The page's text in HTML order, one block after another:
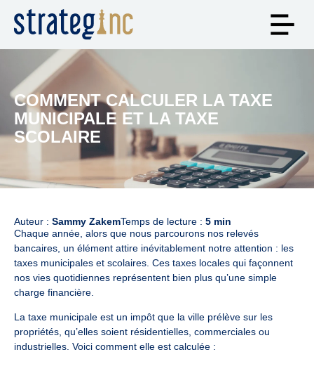
COMMENT CALCULER LA TAXE
MUNICIPALE ET LA TAXE
SCOLAIRE
Auteur : Sammy ZakemTemps de lecture : 5 min
Chaque année, alors que nous parcourons nos relevés
bancaires, un élément attire inévitablement notre attention : les
taxes municipales et scolaires. Ces taxes locales qui façonnent
nos vies quotidiennes représentent bien plus qu’une simple
charge financière.
La taxe municipale est un impôt que la ville prélève sur les
propriétés, qu’elles soient résidentielles, commerciales ou
industrielles. Voici comment elle est calculée :